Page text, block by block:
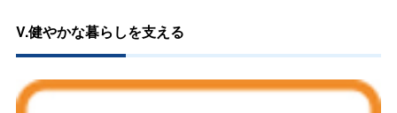
V.健やかな暮らしを支える